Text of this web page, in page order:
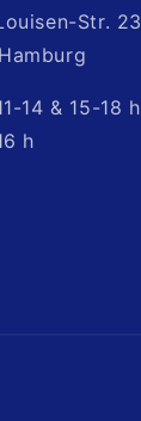
Str. 23
14 & 15-18 h
h
?